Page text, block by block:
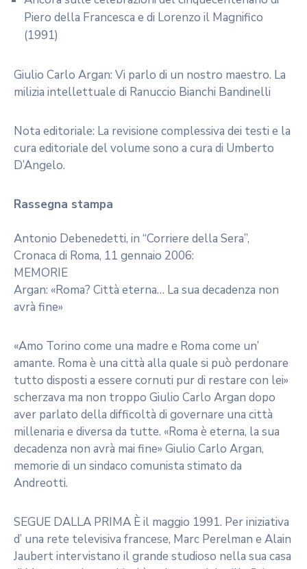
Piero della Francesca e di Lorenzo il Magnifico
(1991)
Giulio Carlo Argan: Vi parlo di un nostro maestro. La
milizia intellettuale di Ranuccio Bianchi Bandinelli
Nota editoriale: La revisione complessiva dei testi e la
cura editoriale del volume sono a cura di Umberto
D’Angelo.
Rassegna stampa
Antonio Debenedetti, in “Corriere della Sera”,
Cronaca di Roma, 11 gennaio 2006:
MEMORIE
Argan: «Roma? Città eterna… La sua decadenza non
avrà fine»
«Amo Torino come una madre e Roma come un’
amante. Roma è una città alla quale si può perdonare
tutto disposti a essere cornuti pur di restare con lei»
scherzava ma non troppo Giulio Carlo Argan dopo
aver parlato della difficoltà di governare una città
millenaria e diversa da tutte. «Roma è eterna, la sua
decadenza non avrà mai fine» Giulio Carlo Argan,
memorie di un sindaco comunista stimato da
Andreotti.
SEGUE DALLA PRIMA È il maggio 1991. Per iniziativa
d’ una rete televisiva francese, Marc Perelman e Alain
Jaubert intervistano il grande studioso nella sua casa